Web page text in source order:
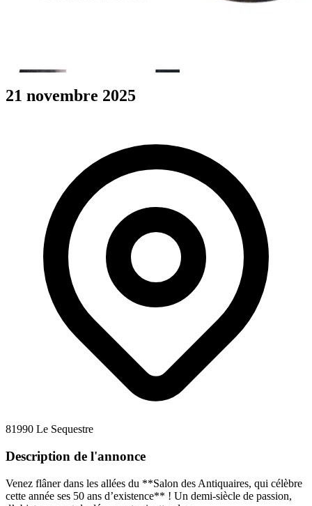
21 novembre 2025
81990 Le Sequestre
Description de l'annonce
Venez flâner dans les allées du **Salon des Antiquaires, qui célèbre
cette année ses 50 ans d’existence** ! Un demi-siècle de passion,